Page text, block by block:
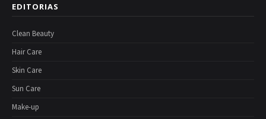
EDITORIAS
Clean Beauty
Hair Care
Skin Care
Sun Care
Make-up